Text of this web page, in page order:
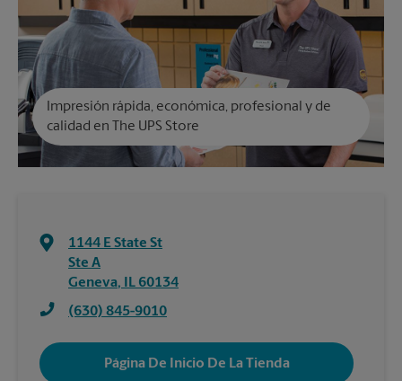
Impresión rápida, económica, profesional y de
calidad en The UPS Store
1144 E State St
Ste A
Geneva, IL 60134
(630) 845-9010
Página De Inicio De La Tienda